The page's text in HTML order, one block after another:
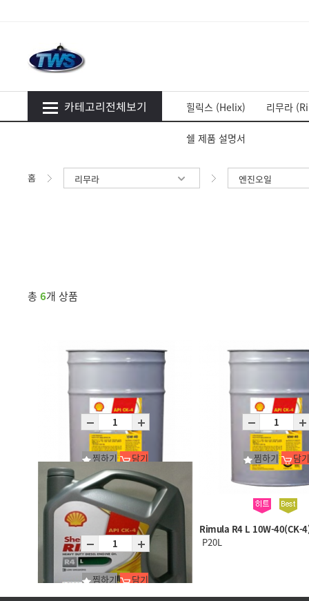
카테고리전체보기 힐릭스 (Helix) 리무라
쉘 제품 설명서
홈 리무라 엔진오일
총 6개 상품
Rimula R4 L 15W-40(CK-4)_1*20L
찜하기 담기
Rimula R4 L 10W-40(CK-
P20L
찜하기 담기
찜하기 담기